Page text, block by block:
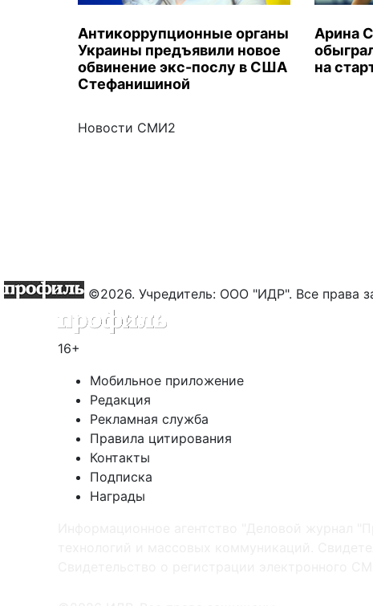
Антикоррупционные органы
Украины предъявили новое
обвинение экс-послу в США
Стефанишиной
Арина
на
Новости СМИ2
©2026. Учредитель: ООО "ИДР". Все права
16+
Мобильное приложение
Редакция
Рекламная служба
Правила цитирования
Контакты
Подписка
Награды